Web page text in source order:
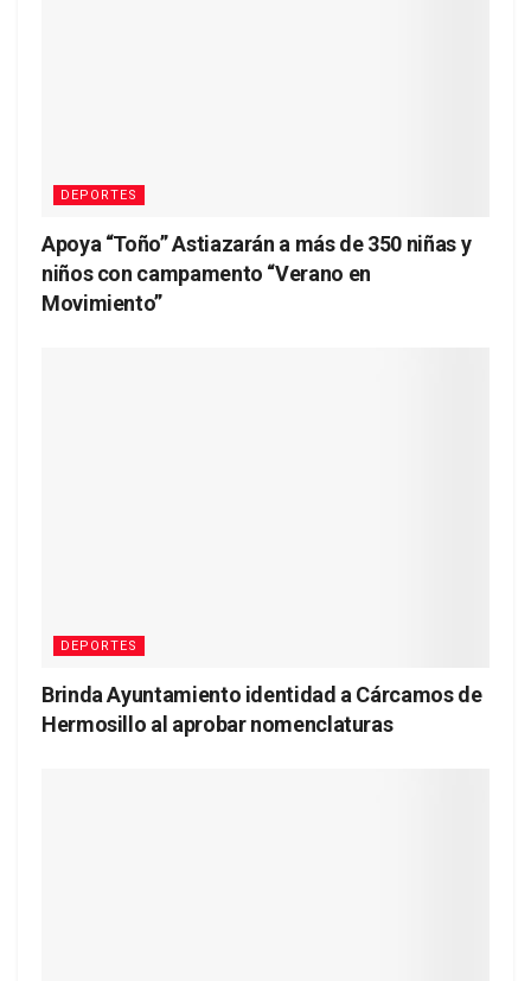
DEPORTES
Apoya “Toño” Astiazarán a más de 350 niñas y
niños con campamento “Verano en
Movimiento”
DEPORTES
Brinda Ayuntamiento identidad a Cárcamos de
Hermosillo al aprobar nomenclaturas